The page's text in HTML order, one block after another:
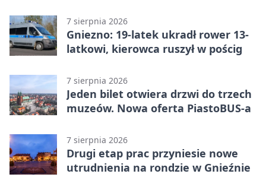
7 sierpnia 2026
Gniezno: 19-latek ukradł rower 13-
latkowi, kierowca ruszył w pościg
7 sierpnia 2026
Jeden bilet otwiera drzwi do trzech
muzeów. Nowa oferta PiastoBUS-a
7 sierpnia 2026
Drugi etap prac przyniesie nowe
utrudnienia na rondzie w Gnieźnie